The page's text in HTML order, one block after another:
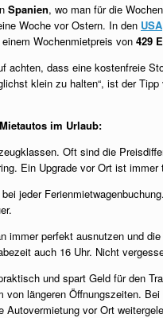
Spanien, wo man für die
Woche vor Ostern. In den USA
Wochenmietpreis von 429
achten, dass eine kostenfreie
klein zu halten“, ist der Tipp
im Urlaub:
Oft sind die
Ein Upgrade vor Ort ist immer
jeder
immer perfekt ausnutzen und
auch 16 Uhr. Nicht
und spart Geld für den
längeren Öffnungszeiten.
Autovermietung vor Ort